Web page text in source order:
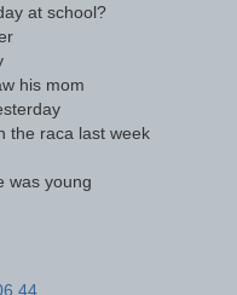
at school?
his mom
the raca last week
was young